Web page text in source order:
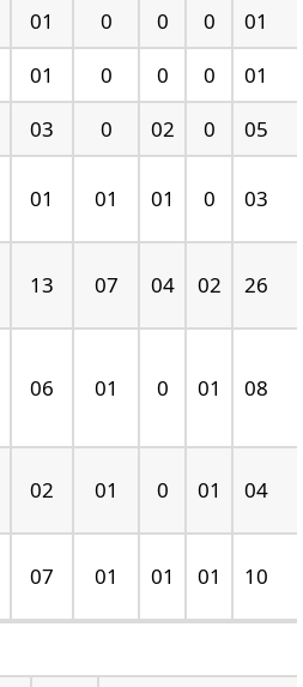
01 0 0 0
01
01 0 0 0 01
03 0 02 0
05
01 01 01 0 03
13 07 04 02 26
06 01 0 01 08
02 01 0 01 04
07 01 01 01 10